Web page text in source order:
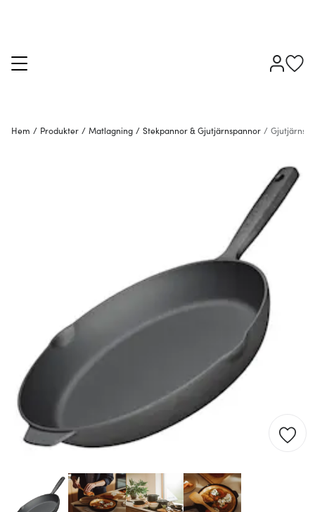
Hem / Produkter / Matlagning / Stekpannor & Gjutjärnspannor /